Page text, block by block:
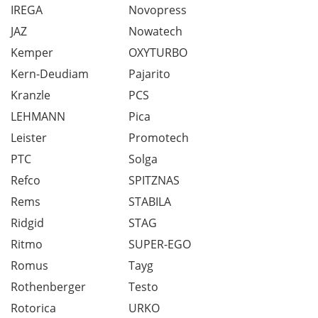
IREGA
JAZ
Kemper
Kern-Deudiam
Kranzle
LEHMANN
Leister
Novopress
Nowatech
OXYTURBO
Pajarito
PCS
Pica
Promotech
PTC
Refco
Rems
Ridgid
Ritmo
Romus
Rothenberger
Rotorica
Solga
SPITZNAS
STABILA
STAG
SUPER-EGO
Tayg
Testo
URKO